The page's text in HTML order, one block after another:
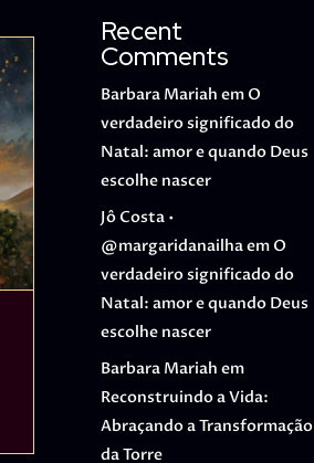
Recent
Comments
Barbara Mariah em O
verdadeiro significado do
Natal: amor e quando Deus
escolhe nascer
Jô Costa •
@margaridanailhaem O
verdadeiro significado do
Natal: amor e quando Deus
escolhe nascer
Barbara Mariah em
Reconstruindo a Vida:
Abraçando a Transformação
da Torre